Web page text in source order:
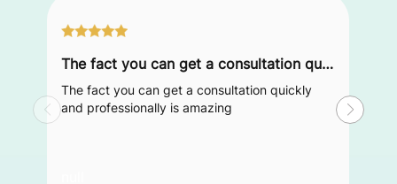
The fact you can get a consultation quickly and professionally is amazing
The fact you can get a consultation quickly
and professionally is amazing